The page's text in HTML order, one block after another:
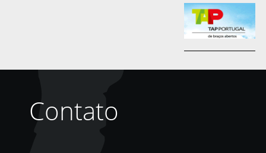
Contato